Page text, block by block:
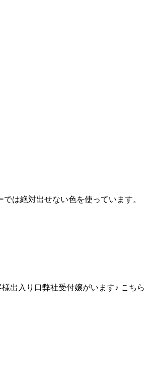
は絶対出せない色を使っています。
出入り口弊社受付嬢がいます♪ こちら